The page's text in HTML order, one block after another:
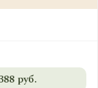
руб.